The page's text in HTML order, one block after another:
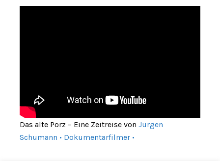
Das alte Porz – Eine Zeitreise von Jürgen
Schumann • Dokumentarfilmer •